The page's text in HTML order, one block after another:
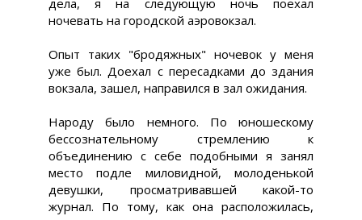
ночевать на городской аэровокзал.
Опыт таких "бродяжных" ночевок у меня
уже был. Доехал с пересадками до здания
вокзала, зашел, направился в зал ожидания.
Народу было немного. По юношескому
бессознательному стремлению к
объединению с себе подобными я занял
место подле миловидной, молоденькой
девушки, просматривавшей какой-то
журнал. По тому, как она расположилась,